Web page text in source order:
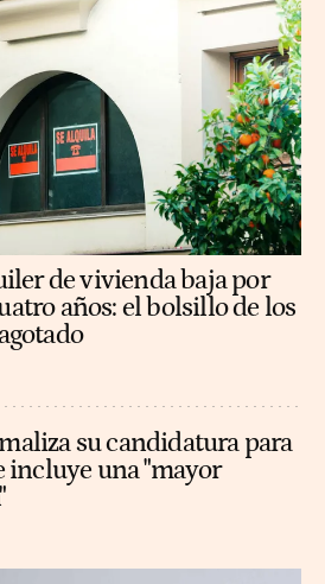
de vivienda baja por
años: el bolsillo de los
su candidatura para
una "mayor